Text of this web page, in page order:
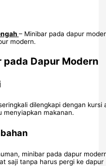
– Minibar pada dapur
modern.
pada Dapur Modern
dilengkapi dengan
menyiapkan makanan.
minibar pada dapur
saji tanpa harus pergi ke dapur